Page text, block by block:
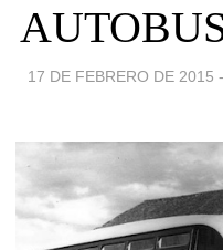
17 DE FEBRERO DE 2015